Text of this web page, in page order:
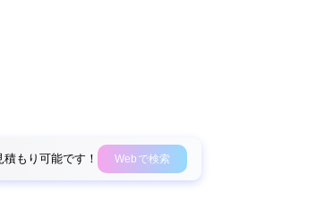
もり可能です！ Webで検索